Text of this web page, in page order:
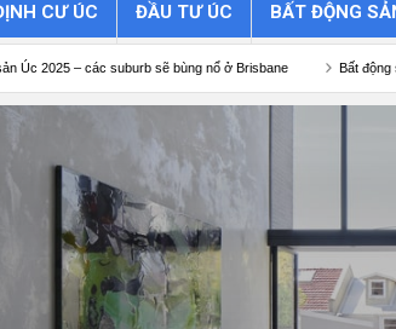
CƯ ÚC ĐẦU TƯ ÚC BẤT ĐỘNG
sẽ bùng nổ ở Brisbane Bất động sản Úc 2025 – các